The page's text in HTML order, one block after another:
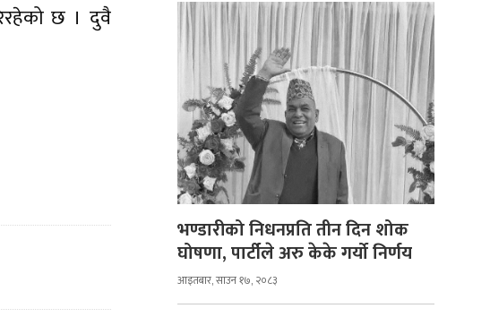
छ । दुवै
भण्डारीको निधनप्रति तीन दिन शोक
घोषणा, पार्टीले अरु केके गर्यो निर्णय
आइतबार, साउन १७, २०८३